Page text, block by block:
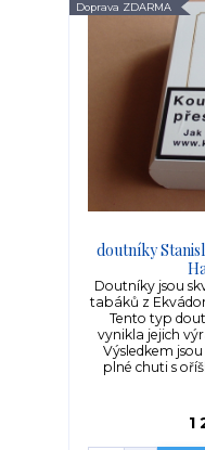
Doprava ZDARMA
doutníky
Doutníky jsou
tabáků z
Tento typ
vynikla jejich
Výsledkem
plné chuti s
1